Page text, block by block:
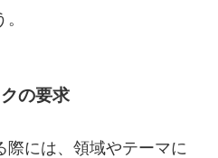
の要求
際には、領域やテーマに